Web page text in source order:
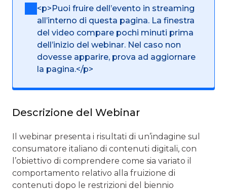
<p>Puoi fruire dell’evento in streaming
all’interno di questa pagina. La finestra
del video compare pochi minuti prima
dell’inizio del webinar. Nel caso non
dovesse apparire, prova ad aggiornare
la pagina.</p>
Descrizione del Webinar
Il webinar presenta i risultati di un’indagine sul
consumatore italiano di contenuti digitali, con
l’obiettivo di comprendere come sia variato il
comportamento relativo alla fruizione di
contenuti dopo le restrizioni del biennio